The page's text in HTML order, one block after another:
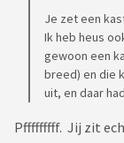
Je zet een
Ik heb heus
gewoon een
breed) en die
uit, en daar
Pfffffffff. Jij zit